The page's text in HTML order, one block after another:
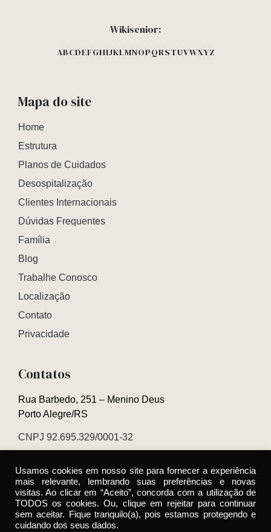
Wikisenior:
ABCDEFGHIJKLMNOPQRSTUVWXYZ
Mapa do site
Home
Estrutura
Planos de Cuidados
Desospitalização
Clientes Internacionais
Dúvidas Frequentes
Família
Blog
Trabalhe Conosco
Localização
Contato
Privacidade
Contatos
Rua Barbedo, 251 – Menino Deus
Porto Alegre/RS
CNPJ 92.695.329/0001-32
Recepção (51) 3232-1044
Usamos cookies em nosso site para fornecer a experiência
mais relevante, lembrando suas preferências e novas
visitas. Ao clicar em “Aceito”, concorda com a utilização de
TODOS os cookies. Ou, clique em rejeitar para continuar
sem aceitar. Fique tranquilo(a), pois estamos protegendo e
cuidando dos seus dados.